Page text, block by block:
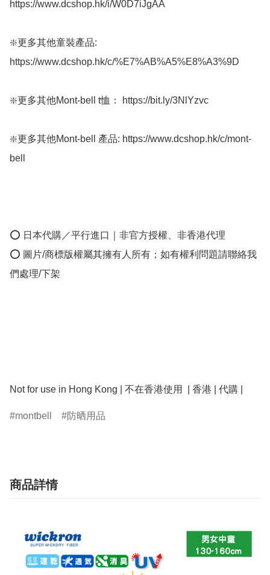
https://www.dcshop.hk/i/W0D7iJgAA
❇️更多其他童裝產品:
https://www.dcshop.hk/c/%E7%AB%A5%E8%A3%9D
❇️更多其他Mont-bell t恤： https://bit.ly/3NlYzvc
❇️更多其他Mont-bell 產品: https://www.dcshop.hk/c/mont-
bell
⭕ 日本代購／平行進口｜非官方授權、非香港代理
⭕ 圖片/商標版權屬其擁有人所有；如有權利問題請聯絡我
們處理/下架
montbell 防晒用品
商品詳情